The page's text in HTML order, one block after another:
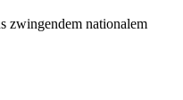
zwingendem nationalem